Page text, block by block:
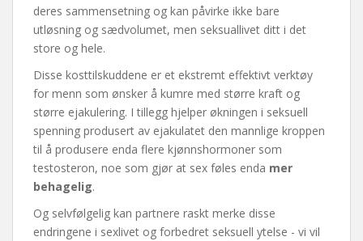
deres sammensetning og kan påvirke ikke bare
utløsning og sædvolumet, men seksuallivet ditt i det
store og hele.
Disse kosttilskuddene er et ekstremt effektivt verktøy
for menn som ønsker å kumre med større kraft og
større ejakulering. I tillegg hjelper økningen i seksuell
spenning produsert av ejakulatet den mannlige kroppen
til å produsere enda flere kjønnshormoner som
testosteron, noe som gjør at sex føles enda mer
behagelig.
Og selvfølgelig kan partnere raskt merke disse
endringene i sexlivet og forbedret seksuell ytelse - vi vil